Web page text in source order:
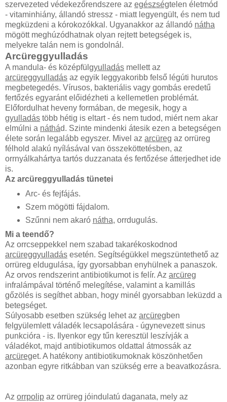
szervezeted védekezőrendszere az egészségtelen életmód
- vitaminhiány, állandó stressz - miatt legyengült, és nem tud
megküzdeni a kórokozókkal. Ugyanakkor az állandó nátha
mögött meghúzódhatnak olyan rejtett betegségek is,
melyekre talán nem is gondolnál.
Arcüreggyulladás
A mandula- és középfül gyulladás mellett az
arcüreggyulladás az egyik leggyakoribb felső légúti hurutos
megbetegedés. Vírusos, bakteriális vagy gombás eredetű
fertőzés egyaránt előidézheti a kellemetlen problémát.
Előfordulhat heveny formában, de megesik, hogy a
gyulladás több hétig is eltart - és nem tudod, miért nem akar
elmúlni a náthád. Szinte mindenki átesik ezen a betegségen
élete során legalább egyszer. Mivel az arcüreg az orrüreg
félhold alakú nyílásával van összeköttetésben, az
orrnyálkahártya tartós duzzanata és fertőzése átterjedhet ide
is.
Az arcüreggyulladás tünetei
Arc- és fejfájás.
Szem mögötti fájdalom.
Szűnni nem akaró nátha, orrdugulás.
Mi a teendő?
Az orrcseppekkel nem szabad takarékoskodnod
arcüreggyulladás esetén. Segítségükkel megszüntethető az
orrüreg eldugulása, így gyorsabban enyhülnek a panaszok.
Az orvos rendszerint antibiotikumot is felír. Az arcüreg
infralámpával történő melegítése, valamint a kamillás
gőzölés is segíthet abban, hogy minél gyorsabban leküzdd a
betegséget.
Súlyosabb esetben szükség lehet az arcüregben
felgyülemlett váladék lecsapolására - úgynevezett sinus
punkcióra - is. Ilyenkor egy tűn keresztül leszívják a
váladékot, majd antibiotikumos oldattal átmossák az
arcüreget. A hatékony antibiotikumoknak köszönhetően
azonban egyre ritkábban van szükség erre a beavatkozásra.
Az orrpolip az orrüreg jóindulatú daganata, mely az